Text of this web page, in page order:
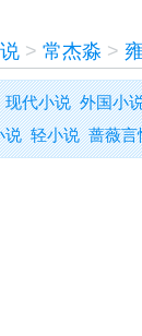
> 常杰淼 >
现代小说 外国小
说 轻小说 蔷薇言